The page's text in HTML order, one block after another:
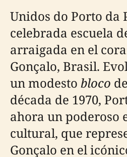
Unidos do Porto da
celebrada escuela
arraigada en el
Gonçalo, Brasil.
un modesto bloco
década de 1970,
ahora un poderoso
cultural, que
Gonçalo en el